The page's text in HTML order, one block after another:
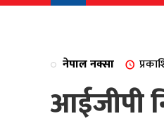
नेपाल नक्सा
आईजीपी